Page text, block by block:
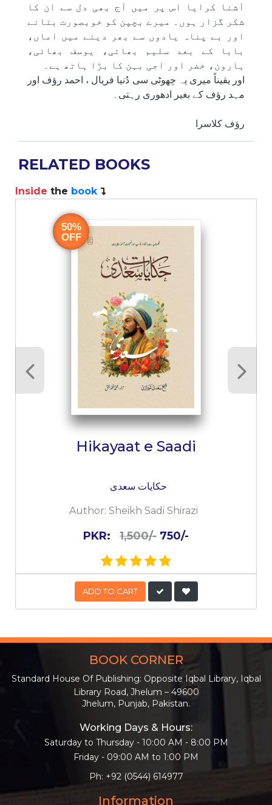
آشنا کرایا اس پر میں آج بھی دل سے ان کا
شکر گزار ہوں۔ میرے بچپن کو خوبصورت بنانے
اور بے پناہ یادوں سے بھر دینے میں اماں،
بابا کے بعد سلیم بھائی، یوسف بھائی،
ہارون، خضر اور اجی بہن کا بڑا ہاتھ ہے۔
اور یقیناً میری یہ چھوٹی سی دُنیا فریال ، احمد رؤف اور
مہد رؤف کے بغیر ادھوری رہتی۔
رؤف کلاسرا
RELATED BOOKS
Inside the book
50%
OFF
Hikayaat e Saadi
حکایات سعدی
Author: Sheikh Sadi Shirazi
PKR: 1,500/- 750/-
ADD TO CART
BOOK CORNER
Standard House Of Publishing: Opposite Iqbal Library, Iqbal
Library Road, Jhelum – 49600
Jhelum, Punjab, Pakistan.
Working Days & Hours:
Saturday to Thursday - 10:00 AM - 8:00 PM
Friday - 09:00 AM to 1:00 PM
Ph: +92 (0544) 614977
Information